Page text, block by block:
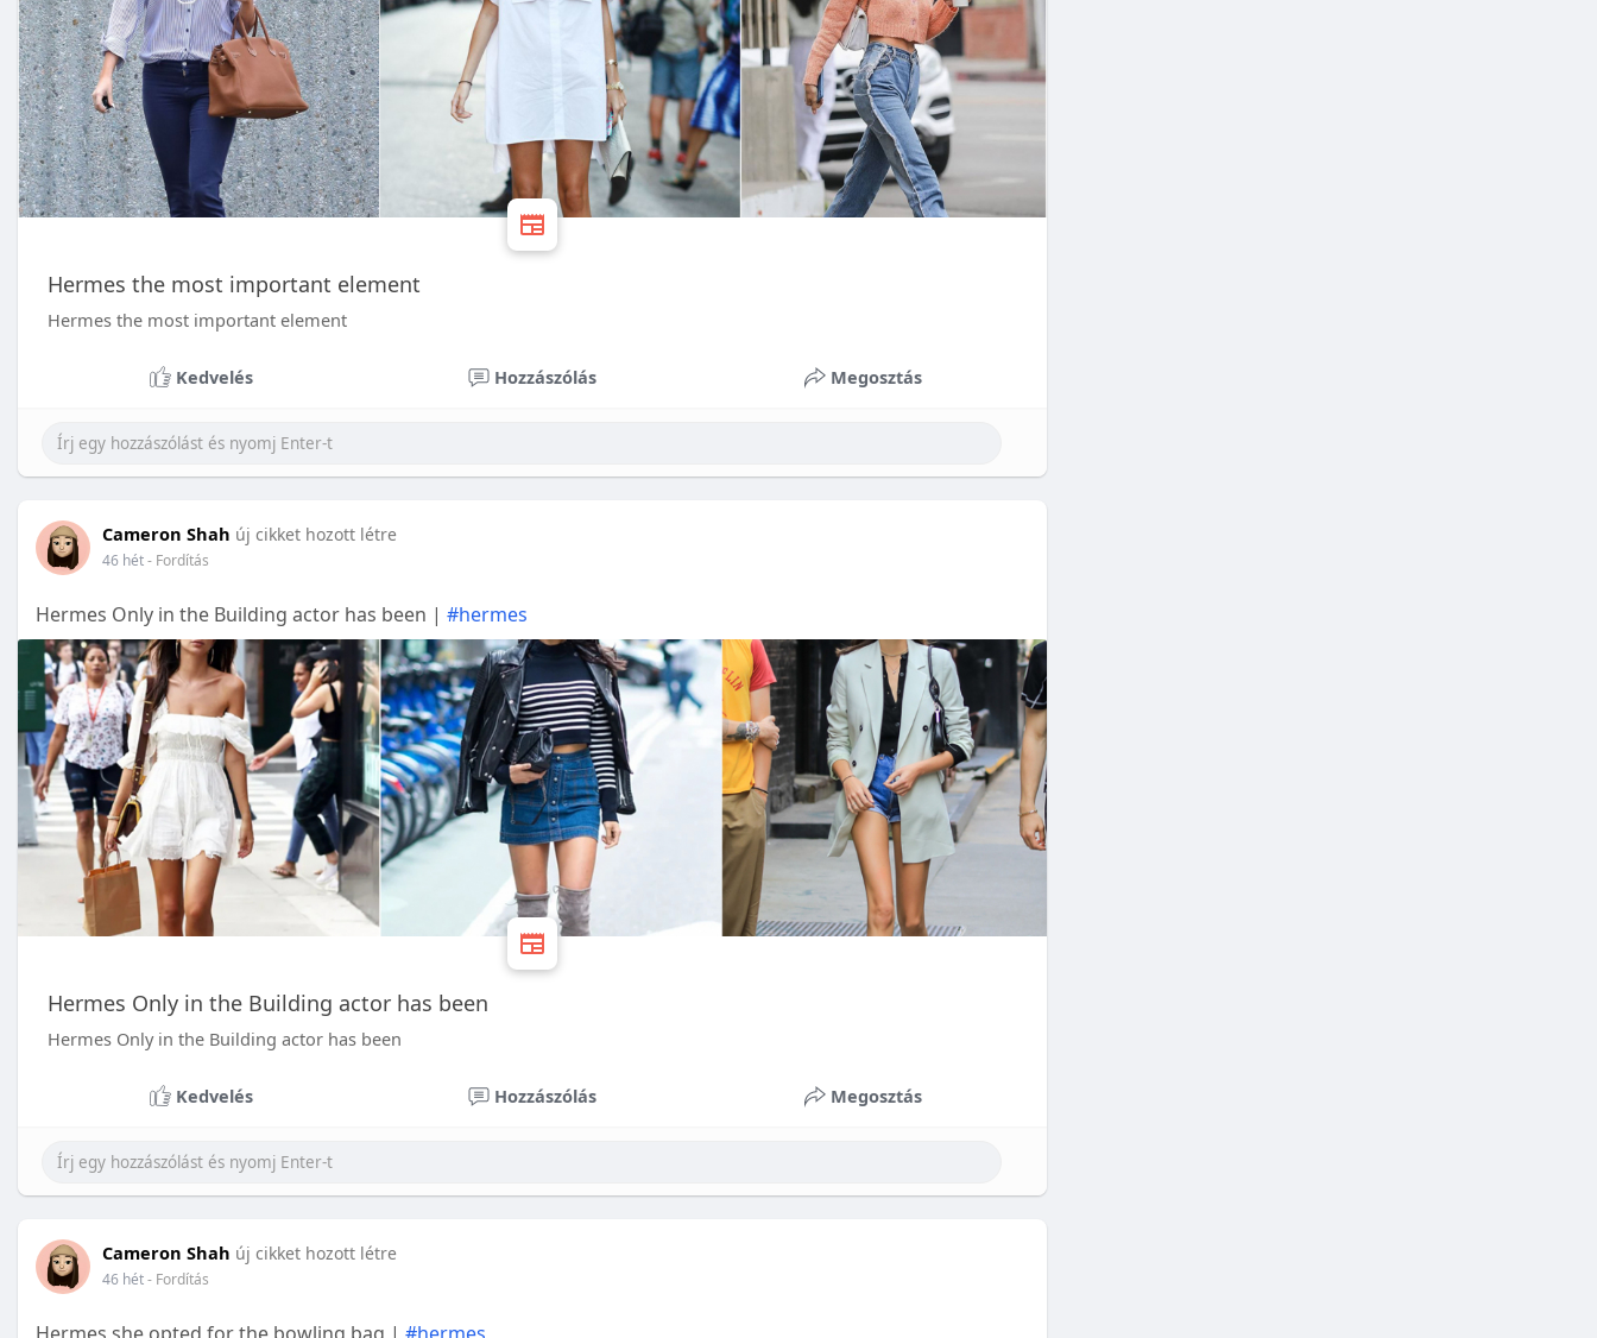
Hermes the most important element
Hermes the most important element
Kedvelés Hozzászólás Megosztás
Cameron Shah új cikket hozott létre
46 hét- Fordítás
Hermes Only in the Building actor has been | #hermes
Hermes Only in the Building actor has been
Hermes Only in the Building actor has been
Kedvelés Hozzászólás Megosztás
Cameron Shah új cikket hozott létre
46 hét- Fordítás